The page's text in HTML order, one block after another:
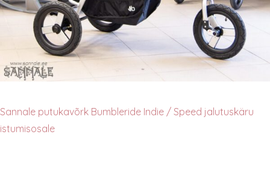
Sannale putukavõrk Bumbleride Indie / Speed jalutuskäru
istumisosale